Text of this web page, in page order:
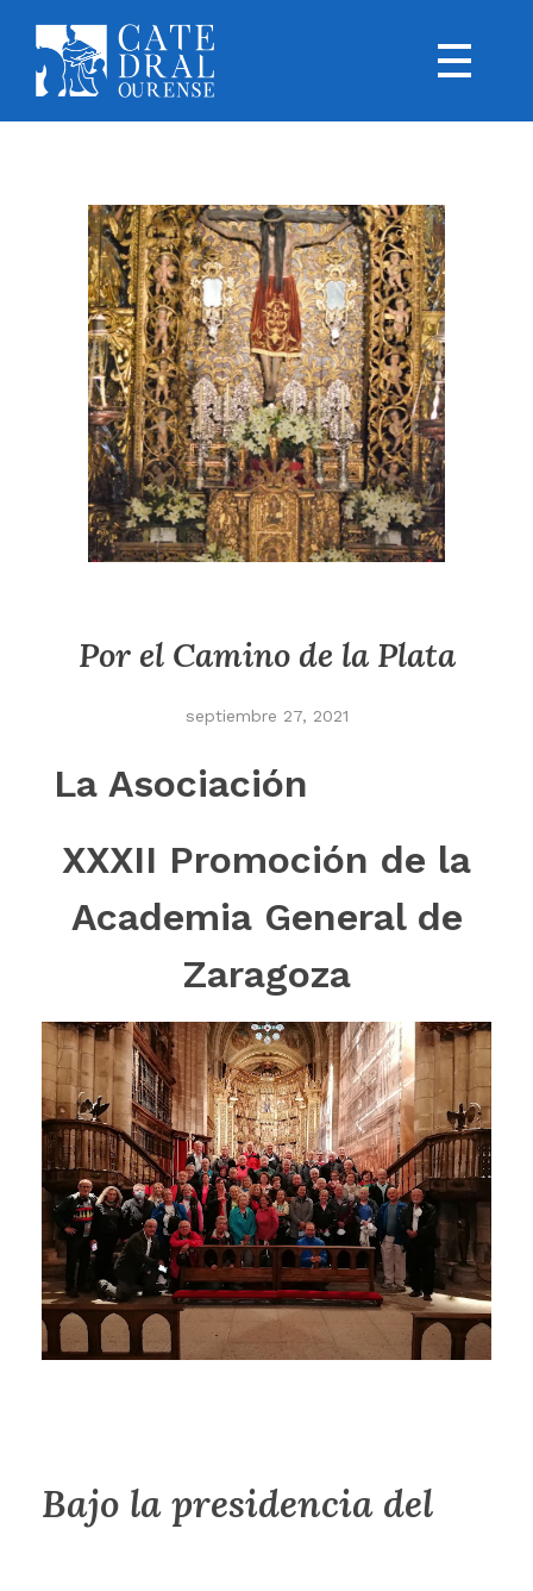
Por el Camino de la Plata
septiembre 27, 2021
La Asociación
XXXII Promoción de la
Academia General de
Zaragoza
Bajo la presidencia del